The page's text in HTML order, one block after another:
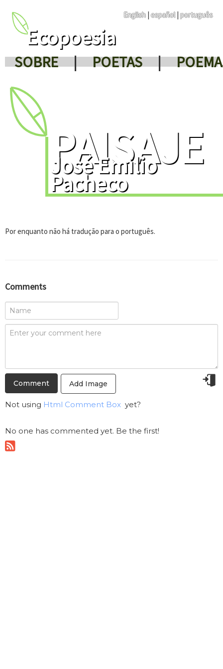
English | español |português
Ecopoesia
SOBRE | POETAS |
PAISAJE
José Emilio
Pacheco
Por enquanto não há tradução para o português.
Comments
Add Image
Not using Html Comment Box yet?
No one has commented yet. Be the first!